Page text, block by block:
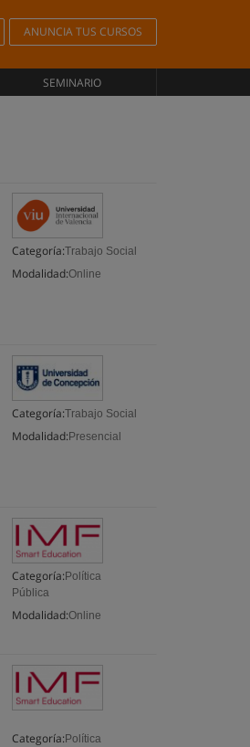
ANUNCIA TUS CURSOS
SEMINARIO
Categoría:Trabajo Social
Modalidad:Online
Categoría:Trabajo Social
Modalidad: Presencial
Categoría: Política
Pública
Modalidad:Online
Categoría: Política